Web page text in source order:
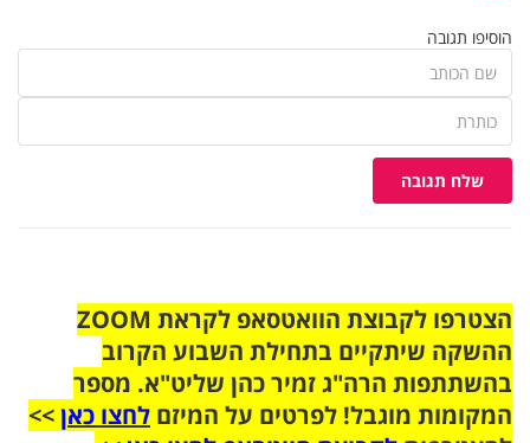
הוסיפו תגובה
שלח תגובה
הצטרפו לקבוצת הוואטסאפ לקראת ZOOM
ההשקה שיתקיים בתחילת השבוע הקרוב
בהשתתפות הרה"ג זמיר כהן שליט"א. מספר
המקומות מוגבל! לפרטים על המיזם לחצו כאן>>